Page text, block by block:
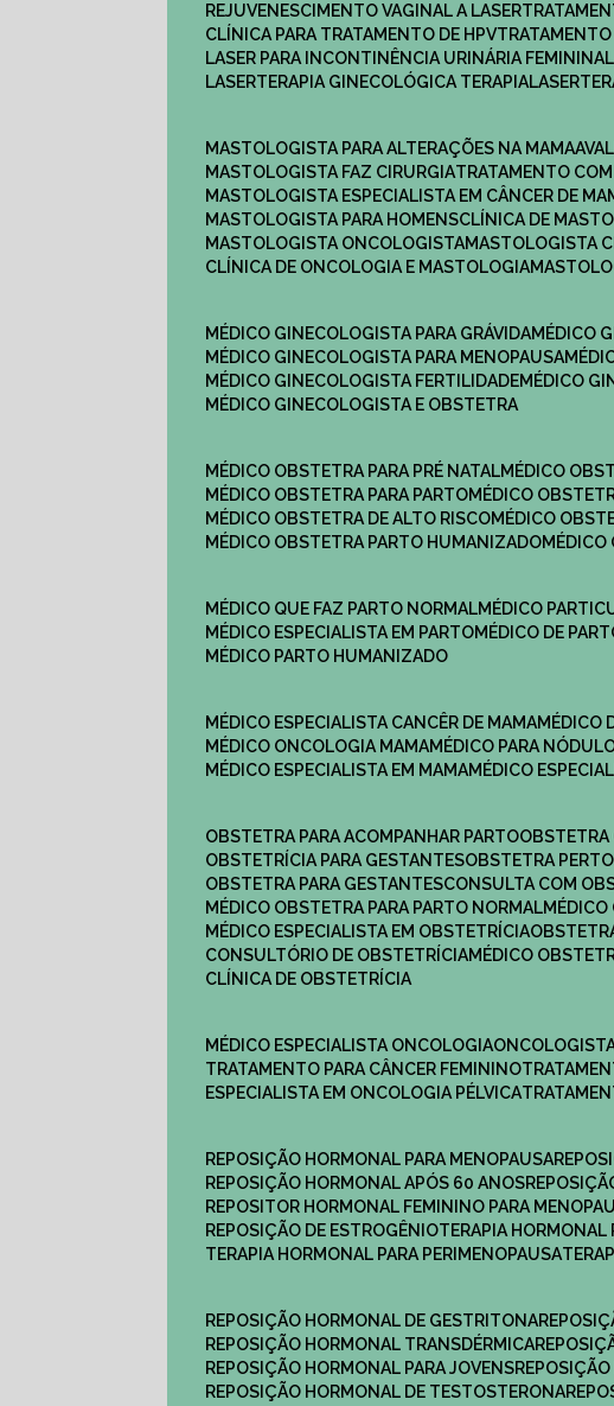
REJUVENESCIMENTO VAGINAL A LASER
CLÍNICA PARA TRATAMENTO DE HPV
LASER PARA INCONTINÊNCIA URINÁRIA FEMININA
LASERTERAPIA GINECOLÓGICA TERAPIA
MASTOLOGISTA PARA ALTERAÇÕES NA MAMA
MASTOLOGISTA FAZ CIRURGIA
TRATAMENTO
MASTOLOGISTA ESPECIALISTA EM CÂNCER DE
MASTOLOGISTA PARA HOMENS
CLÍNICA DE
MASTOLOGISTA ONCOLOGISTA
MASTOLOGISTA
CLÍNICA DE ONCOLOGIA E MASTOLOGIA
MÉDICO GINECOLOGISTA PARA GRÁVIDA
MÉDICO GINECOLOGISTA PARA MENOPAUSA
MÉDICO GINECOLOGISTA FERTILIDADE
MÉDICO
MÉDICO GINECOLOGISTA E OBSTETRA
MÉDICO OBSTETRA PARA PRÉ NATAL
MÉDICO
MÉDICO OBSTETRA PARA PARTO
MÉDICO
MÉDICO OBSTETRA DE ALTO RISCO
MÉDICO
MÉDICO OBSTETRA PARTO HUMANIZADO
MÉDICO QUE FAZ PARTO NORMAL
MÉDICO
MÉDICO ESPECIALISTA EM PARTO
MÉDICO DE
MÉDICO PARTO HUMANIZADO
MÉDICO ESPECIALISTA CANCÊR DE MAMA
MÉDICO ONCOLOGIA MAMA
MÉDICO PARA
MÉDICO ESPECIALISTA EM MAMA
MÉDICO
OBSTETRA PARA ACOMPANHAR PARTO
OBSTETRÍCIA PARA GESTANTES
OBSTETRA
OBSTETRA PARA GESTANTES
CONSULTA COM
MÉDICO OBSTETRA PARA PARTO NORMAL
MÉDICO ESPECIALISTA EM OBSTETRÍCIA
CONSULTÓRIO DE OBSTETRÍCIA
MÉDICO
CLÍNICA DE OBSTETRÍCIA
MÉDICO ESPECIALISTA ONCOLOGIA
TRATAMENTO PARA CÂNCER FEMININO
ESPECIALISTA EM ONCOLOGIA PÉLVICA
REPOSIÇÃO HORMONAL PARA MENOPAUSA
REPOSIÇÃO HORMONAL APÓS 60 ANOS
REPOSITOR HORMONAL FEMININO PARA
REPOSIÇÃO DE ESTROGÊNIO
TERAPIA
TERAPIA HORMONAL PARA PERIMENOPAUSA
REPOSIÇÃO HORMONAL DE GESTRITONA
REPOSIÇÃO HORMONAL TRANSDÉRMICA
REPOSIÇÃO HORMONAL PARA JOVENS
REPOSIÇÃO HORMONAL DE TESTOSTERONA